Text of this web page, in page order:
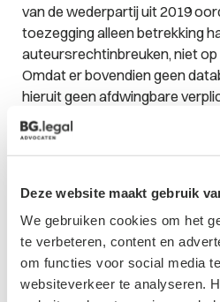
Deze website maakt gebruik
We gebruiken cookies om het
te verbeteren, content en
om functies voor social media
websiteverkeer te analyseren.
van de wederpartij uit 2019
toezegging alleen betrekking
auteursrechtinbreuken, niet
Omdat er bovendien geen
hieruit geen afdwingbare
Conclusie
op het databankenrecht alleen
overtuigend en concreet
substantieel is geïnvesteerd
of presentatie van de
de gegevens volstaat